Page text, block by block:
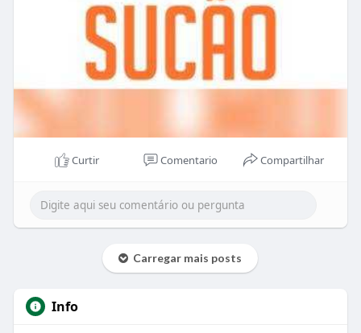
Curtir Comentario Compartilhar
Carregar mais posts
Info